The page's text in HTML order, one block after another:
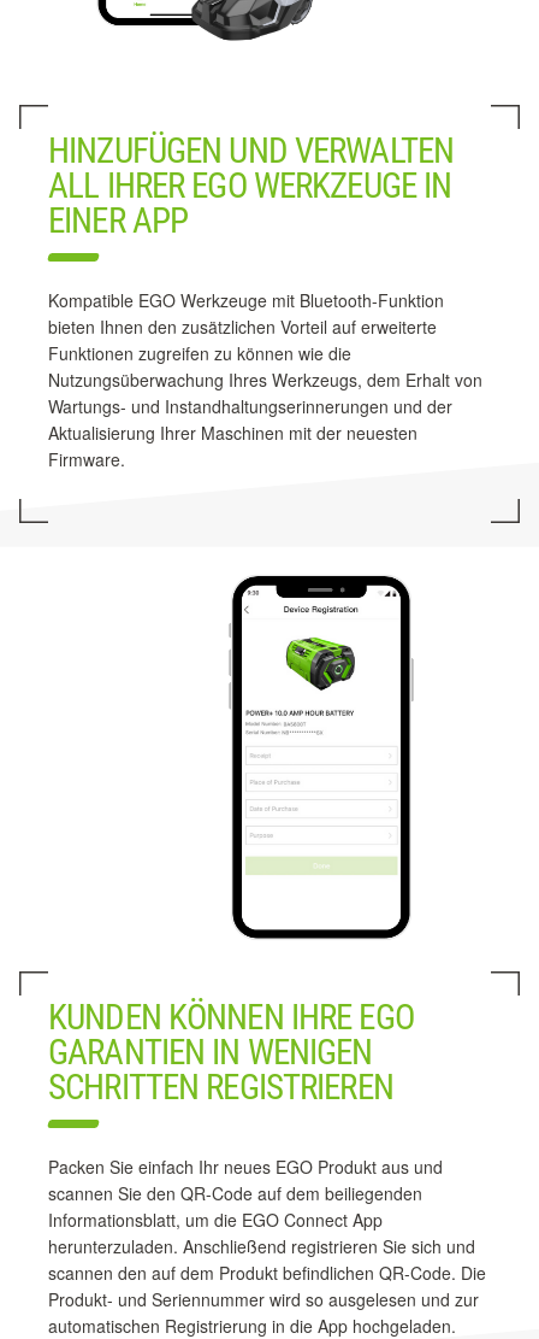
HINZUFÜGEN UND VERWALTEN
ALL IHRER EGO WERKZEUGE IN
EINER APP
Kompatible EGO Werkzeuge mit Bluetooth-Funktion
bieten Ihnen den zusätzlichen Vorteil auf erweiterte
Funktionen zugreifen zu können wie die
Nutzungsüberwachung Ihres Werkzeugs, dem Erhalt von
Wartungs- und Instandhaltungserinnerungen und der
Aktualisierung Ihrer Maschinen mit der neuesten
Firmware.
KUNDEN KÖNNEN IHRE EGO
GARANTIEN IN WENIGEN
SCHRITTEN REGISTRIEREN
Packen Sie einfach Ihr neues EGO Produkt aus und
scannen Sie den QR-Code auf dem beiliegenden
Informationsblatt, um die EGO Connect App
herunterzuladen. Anschließend registrieren Sie sich und
scannen den auf dem Produkt befindlichen QR-Code. Die
Produkt- und Seriennummer wird so ausgelesen und zur
automatischen Registrierung in die App hochgeladen.